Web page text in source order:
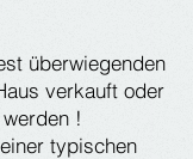
überwiegenden
verkauft oder
!
typischen